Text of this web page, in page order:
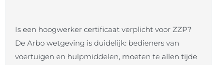
Is een hoogwerker certificaat verplicht voor ZZP?
De Arbo wetgeving is duidelijk: bedieners van
voertuigen en hulpmiddelen, moeten te allen tijde